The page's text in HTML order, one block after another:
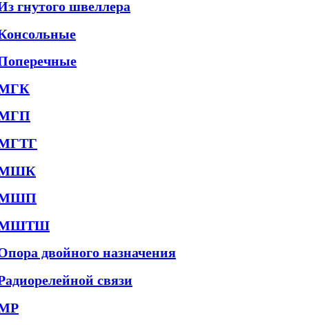
гнутого швеллера
двойного назначения
связи